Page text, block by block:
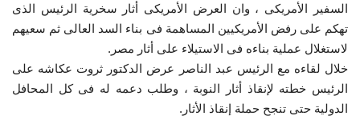
السفير الأمريكى ، وان العرض الأمريكى أثار سخرية الرئيس الذى
تهكم على رفض الأمريكيين المساهمة فى بناء السد العالى ثم سعيهم
لاستغلال عملية بناءه فى الاستيلاء على أثار مصر.
خلال لقاءه مع الرئيس عبد الناصر عرض الدكتور ثروت عكاشه على
الرئيس خطته لإنقاذ أثار النوبة ، وطلب دعمه له فى كل المحافل
الدولية حتى تنجح حملة إنقاذ الأثار.